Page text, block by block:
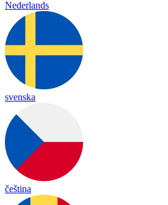
Nederlands
svenska
čeština